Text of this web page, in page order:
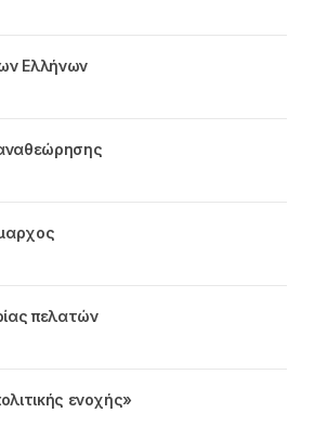
Ελλήνων
πελατών
ενοχής»